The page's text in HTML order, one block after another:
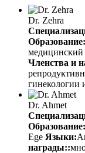
Dr. Zehra
медицинский
Членства и
гинекологии
Dr. Ahmet
Ege Языки:
награды::